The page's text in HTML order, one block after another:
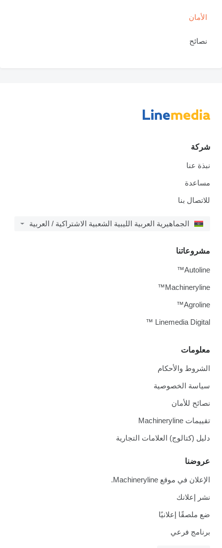
الأمان
نصائح
شركة
نبذة عنا
مساعدة
للاتصال بنا
الجماهيرية العربية الليبية الشعبية الاشتراكية / العربية
معلومات
الشروط والأحكام
سياسة الخصوصية
نصائح للأمان
تقييمات Machineryline
دليل (كتالوج) العلامات التجارية
عروضنا
الإعلان في موقع Machineryline.
نشر إعلانك
ضع ملصقًا إعلانيًا
برنامج فرعي
مشروعاتنا
Autoline™
Machineryline™
Agroline™
Linemedia Digital ™